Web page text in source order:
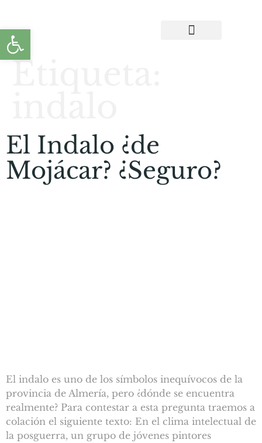
Etiqueta:
El Indalo ¿de
Mojácar? ¿Seguro?
El indalo es uno de los símbolos inequívocos de la
provincia de Almería, pero ¿dónde se encuentra
realmente? Para contestar a esta pregunta traemos a
colación el siguiente texto: En el clima intelectual de
la posguerra, un grupo de jóvenes pintores
Abrir barra de herramientas